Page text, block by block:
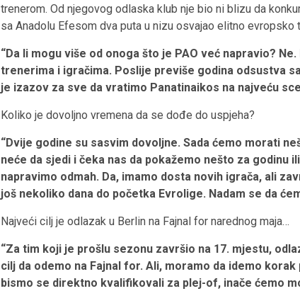
trenerom. Od njegovog odlaska klub nje bio ni blizu da
sa Anadolu Efesom dva puta u nizu osvajao elitno evropsko
“Da li mogu više od onoga što je PAO već napravio?
trenerima i igračima. Poslije previše godina odsustva
je izazov za sve da vratimo Panatinaikos na najveću
Koliko je dovoljno vremena da se dođe do uspjeha?
“Dvije godine su sasvim dovoljne. Sada ćemo morati
neće da sjedi i čeka nas da pokažemo nešto za
napravimo odmah. Da, imamo dosta novih igrača, ali
još nekoliko dana do početka Evrolige. Nadam se da
Najveći cilj je odlazak u Berlin na Fajnal for narednog maja…
“Za tim koji je prošlu sezonu završio na 17. mjestu,
cilj da odemo na Fajnal for. Ali, moramo da idemo
bismo se direktno kvalifikovali za plej-of, inače ćemo